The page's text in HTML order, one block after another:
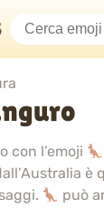
con l’emoji
è
può